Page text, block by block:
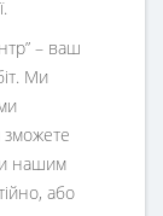
” – ваш
Ми
нашим
або